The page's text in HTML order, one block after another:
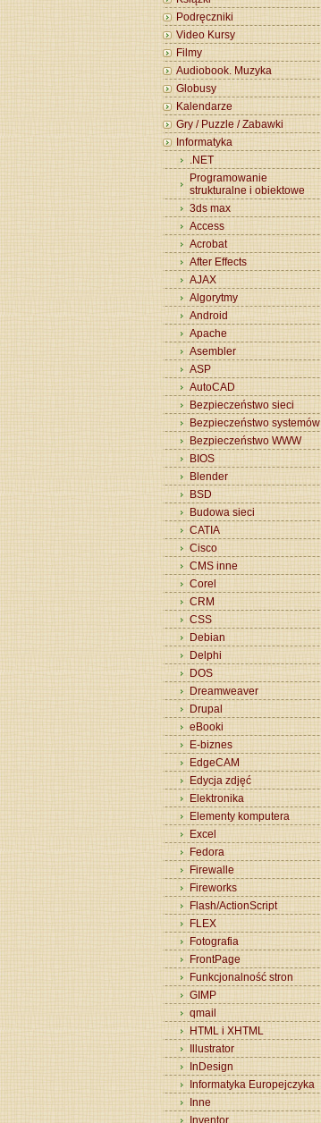
Podręczniki
Video Kursy
Filmy
Audiobook. Muzyka
Globusy
Kalendarze
Gry / Puzzle / Zabawki
Informatyka
.NET
Programowanie
strukturalne i obiektowe
3ds max
Access
Acrobat
After Effects
AJAX
Algorytmy
Android
Apache
Asembler
ASP
AutoCAD
Bezpieczeństwo sieci
Bezpieczeństwo systemów
Bezpieczeństwo WWW
BIOS
Blender
BSD
Budowa sieci
CATIA
Cisco
CMS inne
Corel
CRM
CSS
Debian
Delphi
DOS
Dreamweaver
Drupal
eBooki
E-biznes
EdgeCAM
Edycja zdjęć
Elektronika
Elementy komputera
Excel
Fedora
Firewalle
Fireworks
Flash/ActionScript
FLEX
Fotografia
FrontPage
Funkcjonalność stron
GIMP
qmail
HTML i XHTML
Illustrator
InDesign
Informatyka Europejczyka
Inne
Inventor